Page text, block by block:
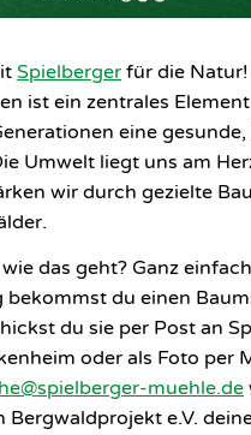
Spielberger für die
ist ein zentrales
eine
Umwelt liegt uns am
wir durch gezielte
das geht? Ganz
bekommst du einen
du sie per Post an
oder als Foto per
muehle.de
Bergwaldprojekt e.V.